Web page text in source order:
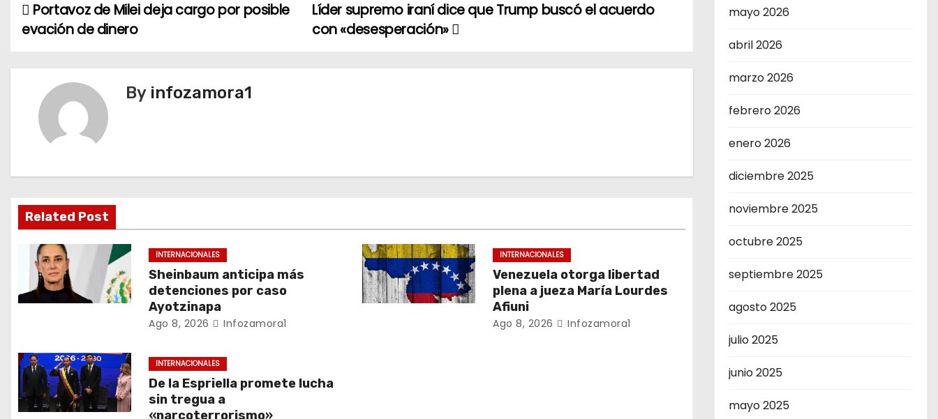
N
v
i
ó
d
e
n
Líder supremo iraní dice que Trump buscó el acuerdo
con «desesperación»
Portavoz de Milei deja cargo por posible
evación de dinero
By infozamora1
Related Post
INTERNACIONALES
Sheinbaum anticipa más
detenciones por caso
Ayotzinapa
Ago 8, 2026 Infozamora1
INTERNACIONALES
Venezuela otorga libertad
plena a jueza María Lourdes
Afiuni
Ago 8, 2026 Infozamora1
INTERNACIONALES
De la Espriella promete lucha
sin tregua a
«narcoterrorismo»
mayo 2026
abril 2026
marzo 2026
febrero 2026
enero 2026
diciembre 2025
noviembre 2025
octubre 2025
septiembre 2025
agosto 2025
julio 2025
junio 2025
mayo 2025